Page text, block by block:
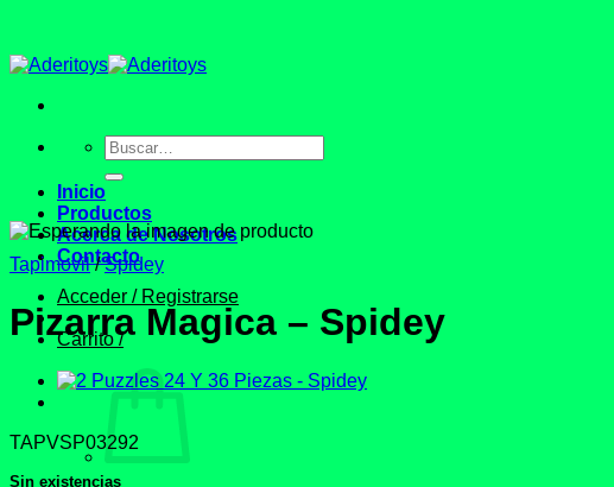
contenido
Buscar
por:
Inicio
Productos
Acerca de Nosotros
Contacto
Acceder / Registrarse
Carrito /
Tapimovil / Spidey
Pizarra Magica – Spidey
TAPVSP03292
Sin existencias